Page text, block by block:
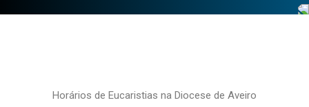
Horários de Eucaristias na Diocese de Aveiro